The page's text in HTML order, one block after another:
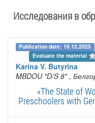
Исследования в
Publication date: 19.12.2025
Evaluate the material
Karina V. Butyrina
MBDOU "D/S 8" ,
«The State of
Preschoolers with